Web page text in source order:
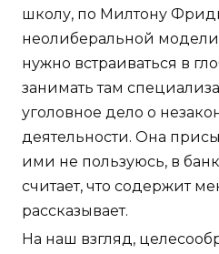
школу, по Милтону
неолиберальной
нужно встраиваться в
занимать там
уголовное дело о
деятельности. Она
ими не пользуюсь, в
считает, что содержит
рассказывает.
На наш взгляд,